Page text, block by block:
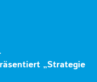
„Strategie